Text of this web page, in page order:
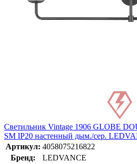
Светильник Vintage 1906 GLOBE
SM IP20 настенный дым./сер.
Артикул: 4058075216822
Бренд:
LEDVANCE